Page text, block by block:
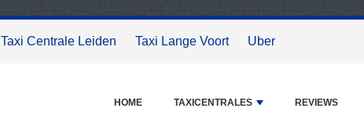
Taxi Centrale Leiden Taxi Lange Voort Uber
HOME TAXICENTRALES REVIEWS